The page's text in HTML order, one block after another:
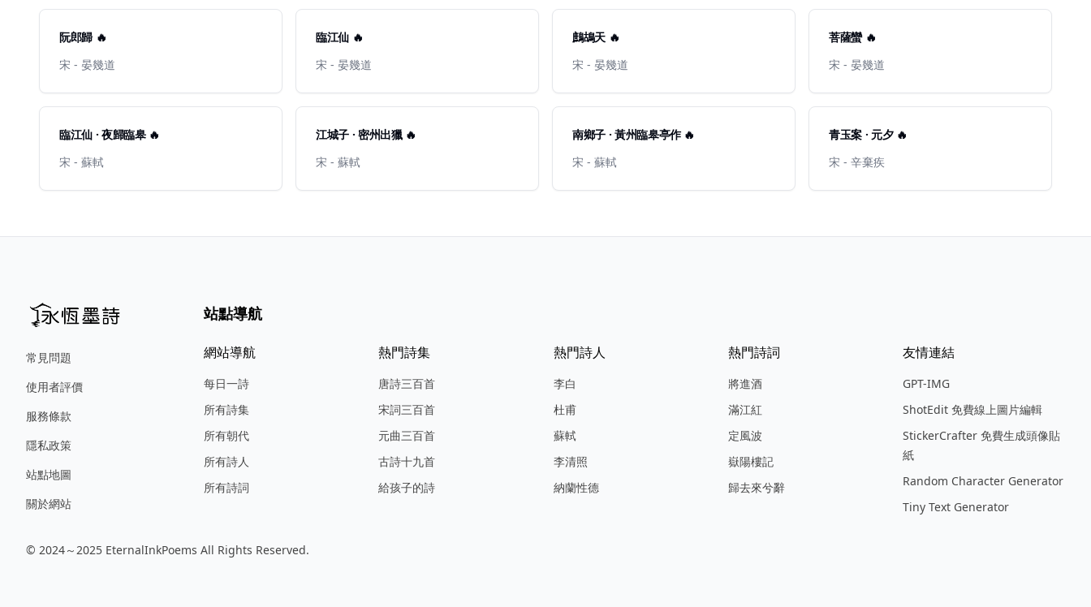
阮郎歸 🔥
宋 - 晏幾道
臨江仙 🔥
宋 - 晏幾道
鷓鴣天 🔥
宋 - 晏幾道
菩薩蠻 🔥
宋 - 晏幾道
臨江仙 · 夜歸臨皋 🔥
宋 - 蘇軾
江城子 · 密州出獵 🔥
宋 - 蘇軾
南鄉子 · 黃州臨皋亭作 🔥
宋 - 蘇軾
青玉案 · 元夕 🔥
宋 - 辛棄疾
常見問題
使用者評價
服務條款
隱私政策
站點地圖
關於網站
站點導航
網站導航
每日一詩
所有詩集
所有朝代
所有詩人
所有詩詞
熱門詩集
唐詩三百首
宋詞三百首
元曲三百首
古詩十九首
給孩子的詩
熱門詩人
李白
杜甫
蘇軾
李清照
納蘭性德
熱門詩詞
將進酒
滿江紅
定風波
嶽陽樓記
歸去來兮辭
友情連結
GPT-IMG
ShotEdit 免費線上圖片編輯
StickerCrafter 免費生成頭像貼
紙
Random Character Generator
Tiny Text Generator
© 2024～2025 EternalInkPoems All Rights Reserved.